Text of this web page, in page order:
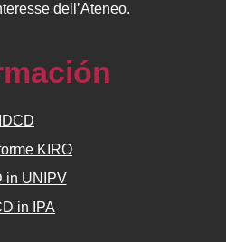
dell’Ateneo.
IDCD
KIRO
in UNIPV
in IPA